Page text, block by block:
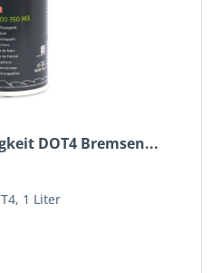
DOT4 Bremsen...
1 Liter